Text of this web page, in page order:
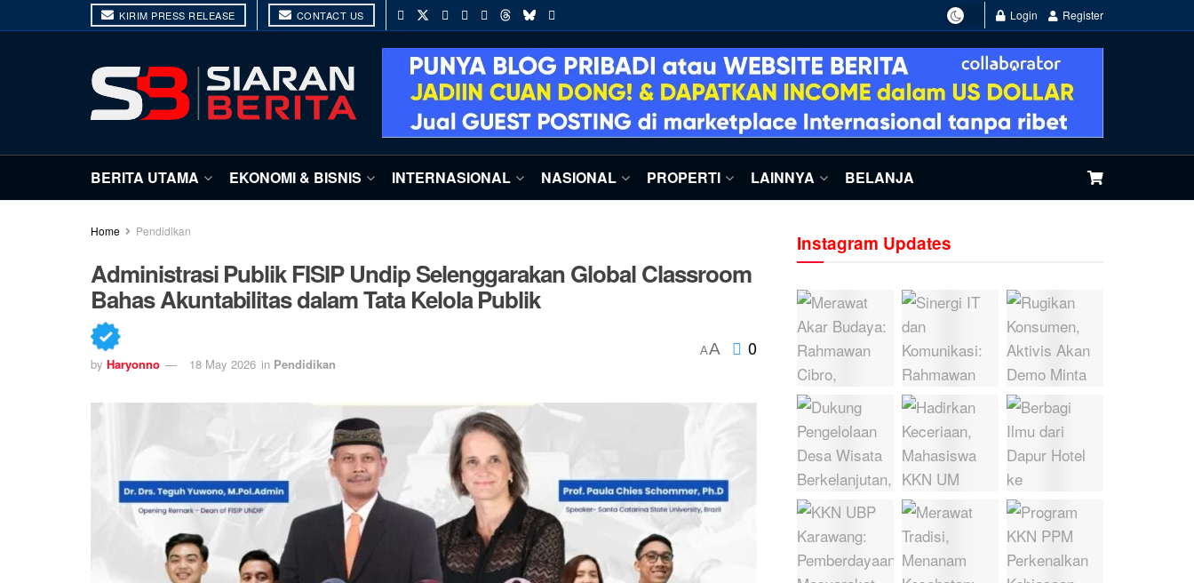
KIRIM PRESS RELEASE CONTACT US Login Register
BERITA UTAMA EKONOMI & BISNIS INTERNASIONAL NASIONAL PROPERTI LAINNYA BELANJA
Home Pendidikan
Administrasi Publik FISIP Undip Selenggarakan Global Classroom
Bahas Akuntabilitas dalam Tata Kelola Publik
by Haryonno 18 May 2026 in Pendidikan
AA 0
Instagram Updates